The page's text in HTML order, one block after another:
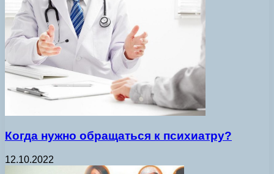
Когда нужно обращаться к психиатру?
12.10.2022